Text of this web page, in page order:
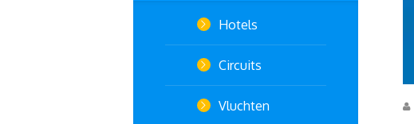
Hotels
Circuits
Vluchten